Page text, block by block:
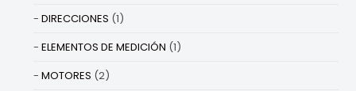
DIRECCIONES (1)
ELEMENTOS DE MEDICIÓN (1)
MOTORES (2)